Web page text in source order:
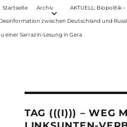
Startseite Archiv AKTUELL: Biopolitik
zwischen Deutschland und
einer Sarrazin-Lesung in Gera
TAG (((I))) – WEG